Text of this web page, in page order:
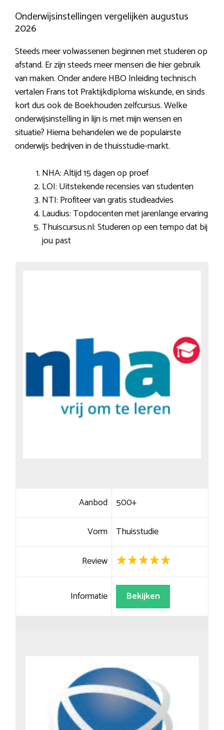
Onderwijsinstellingen vergelijken augustus
2026
Steeds meer volwassenen beginnen met studeren op
afstand. Er zijn steeds meer mensen die hier gebruik
van maken. Onder andere HBO Inleiding technisch
vertalen Frans tot Praktijkdiploma wiskunde, en sinds
kort dus ook de Boekhouden zelfcursus. Welke
onderwijsinstelling in lijn is met mijn wensen en
situatie? Hierna behandelen we de populairste
onderwijs bedrijven in de thuisstudie-markt.
NHA: Altijd 15 dagen op proef
LOI: Uitstekende recensies van studenten
NTI: Profiteer van gratis studieadvies
Laudius: Topdocenten met jarenlange ervaring
Thuiscursus.nl: Studeren op een tempo dat bij
jou past
Aanbod 500+
Vorm Thuisstudie
Review
Informatie Bekijken